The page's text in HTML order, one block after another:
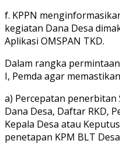
f. KPPN
kegiatan Dana Desa
Aplikasi OMSPAN TKD.
Dalam rangka
I, Pemda agar
a) Percepatan
Dana Desa, Daftar RKD,
Kepala Desa atau
penetapan KPM BLT